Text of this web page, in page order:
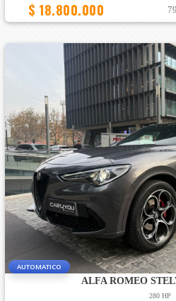
$ 18.800.000
AUTOMATICO
ALFA ROMEO
280 HP